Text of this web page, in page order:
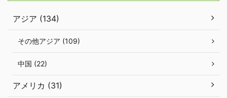
アジア (134)
その他アジア (109)
中国 (22)
アメリカ (31)